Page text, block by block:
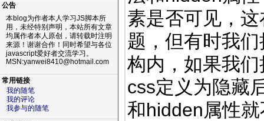
公告
本blog为作者本人学习JS脚本所
用，未经特别声明，本站所有文章
均属作者本人原创，请转载时注明
来源！谢谢合作！同时希望与各位
javascript爱好者交流学习。
MSN:yanwei8410@hotmail.com
常用链接
我的随笔
我的评论
我参与的随笔
素是否可见，
题，但有时我
构内，如果我
css定义为隐藏
和hidden属性